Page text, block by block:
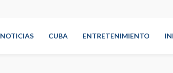
NOTICIAS CUBA ENTRETENIMIENTO